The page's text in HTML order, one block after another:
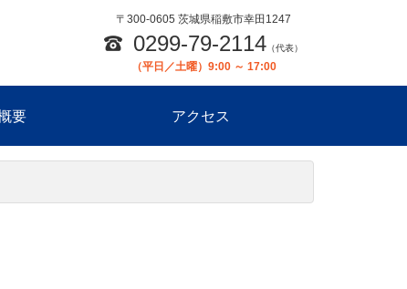
〒300-0605 茨城県稲敷市幸田1247
0299-79-2114 （代表）
（平日／土曜）9:00 ～ 17:00
要 アクセス